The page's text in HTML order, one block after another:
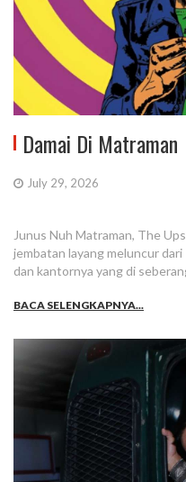
Damai Di Matraman
July 29, 2026
Junus Nuh Matraman, The
jembatan layang meluncur
dan kantornya yang di
BACA SELENGKAPNYA...